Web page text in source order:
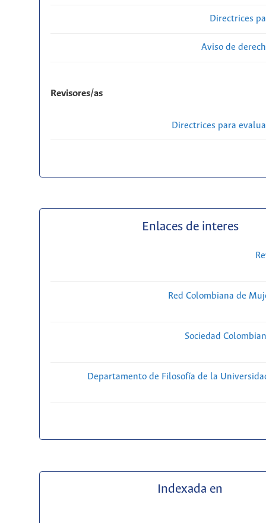
Directrices
Aviso de
Revisores/as
Directrices para
Enlaces de interes
Red Colombiana de
Sociedad
Departamento de Filosofía de la
Indexada en